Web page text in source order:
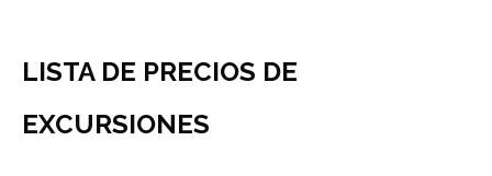
LISTA DE PRECIOS DE
EXCURSIONES